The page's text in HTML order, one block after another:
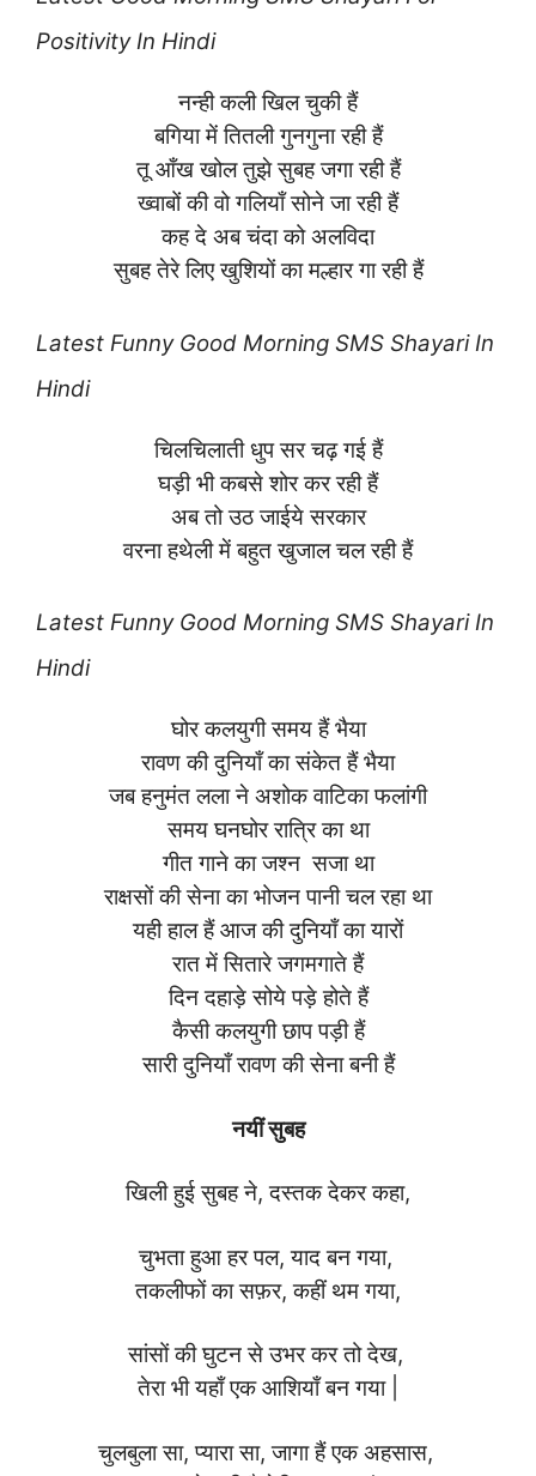
Positivity In Hindi
नन्ही कली खिल चुकी हैं
बगिया में तितली गुनगुना रही हैं
तू आँख खोल तुझे सुबह जगा रही हैं
ख्वाबों की वो गलियाँ सोने जा रही हैं
कह दे अब चंदा को अलविदा
सुबह तेरे लिए खुशियों का मल्हार गा रही हैं
Latest Funny Good Morning SMS Shayari In
Hindi
चिलचिलाती धुप सर चढ़ गई हैं
घड़ी भी कबसे शोर कर रही हैं
अब तो उठ जाईये सरकार
वरना हथेली में बहुत खुजाल चल रही हैं
Latest Funny Good Morning SMS Shayari In
Hindi
घोर कलयुगी समय हैं भैया
रावण की दुनियाँ का संकेत हैं भैया
जब हनुमंत लला ने अशोक वाटिका फलांगी
समय घनघोर रात्रि का था
गीत गाने का जश्न सजा था
राक्षसों की सेना का भोजन पानी चल रहा था
यही हाल हैं आज की दुनियाँ का यारों
रात में सितारे जगमगाते हैं
दिन दहाड़े सोये पड़े होते हैं
कैसी कलयुगी छाप पड़ी हैं
सारी दुनियाँ रावण की सेना बनी हैं
नयीं सुबह
खिली हुई सुबह ने, दस्तक देकर कहा,
चुभता हुआ हर पल, याद बन गया,
तकलीफों का सफ़र, कहीं थम गया,
सांसों की घुटन से उभर कर तो देख,
तेरा भी यहाँ एक आशियाँ बन गया |
चुलबुला सा, प्यारा सा, जागा हैं एक अहसास,